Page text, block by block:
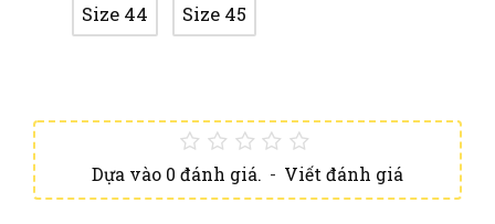
Dựa vào 0 đánh giá. - Viết đánh giá
Size 44 Size 45